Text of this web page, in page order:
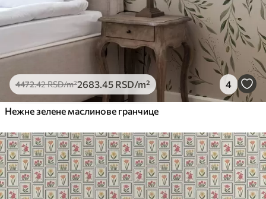
4472.42RSD/m²2683.45 RSD/m² 4
Нежне зелене маслинове гранчице